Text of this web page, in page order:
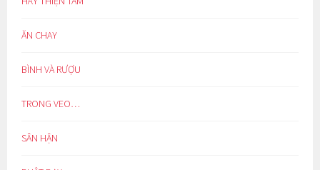
ĂN CHAY
BÌNH VÀ RƯỢU
TRONG VEO…
SÂN HẬN